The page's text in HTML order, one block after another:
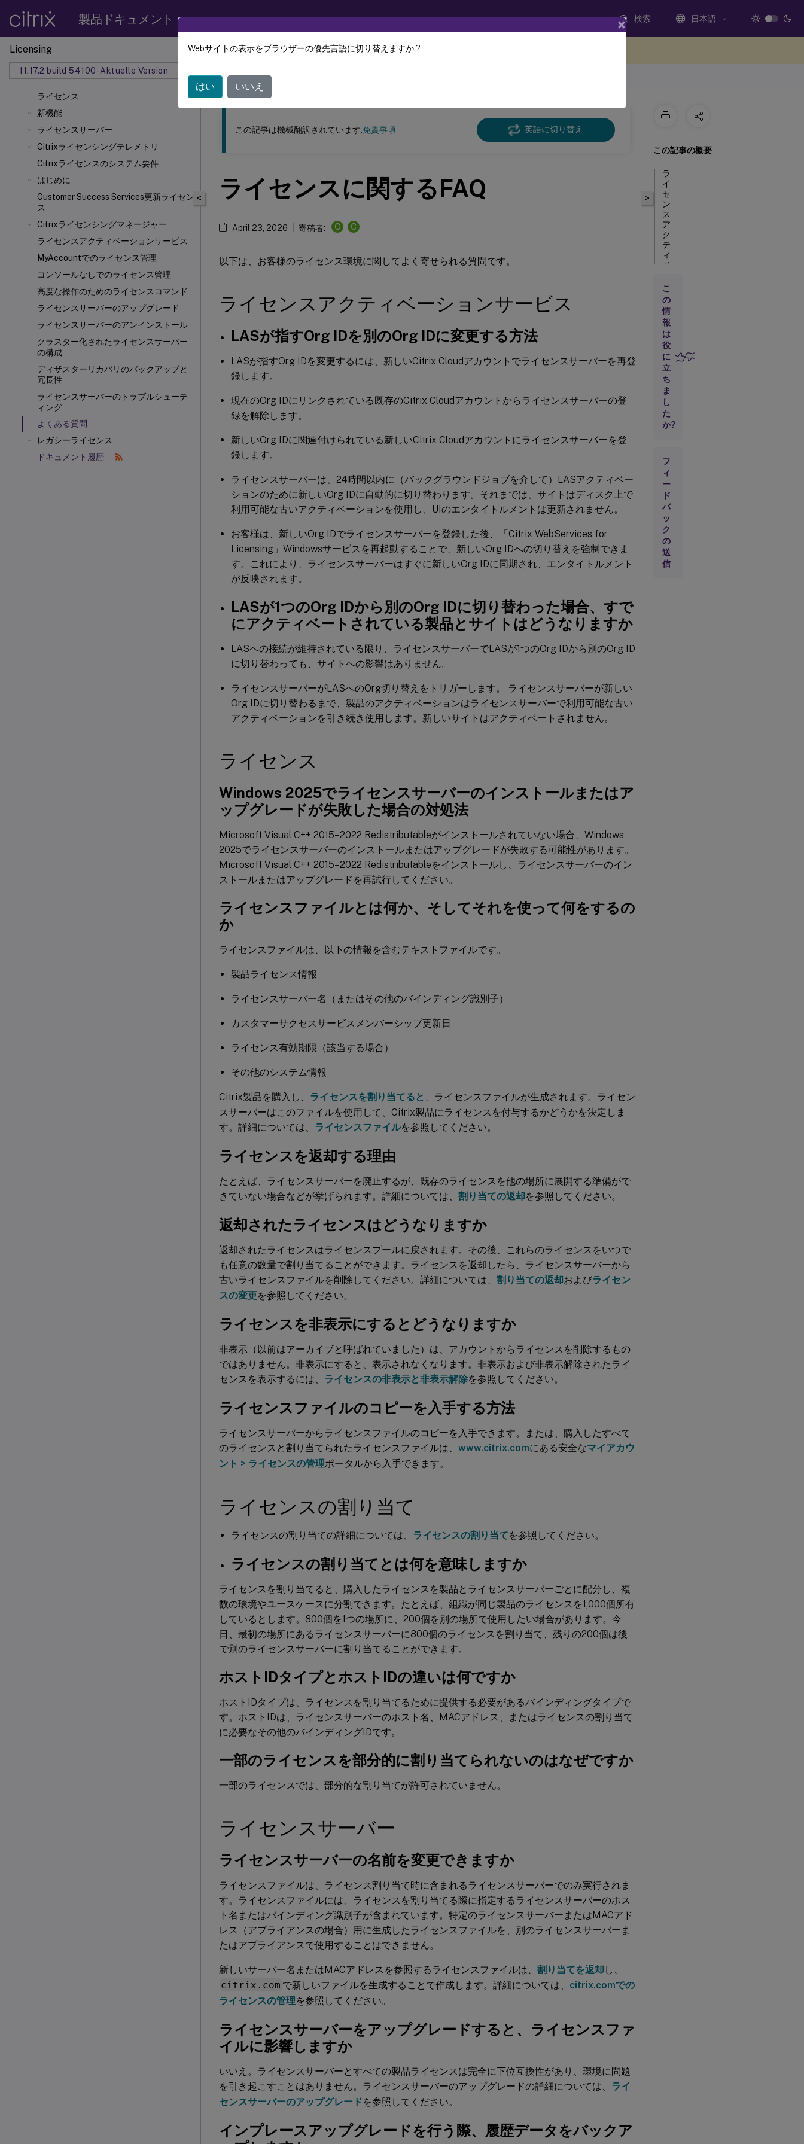
製品ドキュメント 検索 日本語
Licensing
11.17.2 build 54100-Aktuelle Version
ライセンス
新機能
ライセンスサーバー
Citrixライセンシングテレメトリ
Citrixライセンスのシステム要件
はじめに
Customer Success Services更新ライセン
ス
Citrixライセンシングマネージャー
ライセンスアクティベーションサービス
MyAccountでのライセンス管理
コンソールなしでのライセンス管理
高度な操作のためのライセンスコマンド
ライセンスサーバーのアップグレード
ライセンスサーバーのアンインストール
クラスター化されたライセンスサーバー
の構成
ディザスターリカバリのバックアップと
冗長性
ライセンスサーバーのトラブルシューテ
ィング
よくある質問
レガシーライセンス
ドキュメント履歴
このコンテンツは動的に機械翻訳されています。
ライセンス
<
この記事は機械翻訳されています.免責事項 英語に切り替え
ライセンスに関するFAQ
April 23, 2026 寄稿者: C C
以下は、お客様のライセンス環境に関してよく寄せられる質問です。
ライセンスアクティベーションサービス
LASが指すOrg IDを別のOrg IDに変更する方法
LASが指すOrg IDを変更するには、新しいCitrix Cloudアカウントでライセンスサーバーを再登
録します。
現在のOrg IDにリンクされている既存のCitrix Cloudアカウントからライセンスサーバーの登
録を解除します。
新しいOrg IDに関連付けられている新しいCitrix Cloudアカウントにライセンスサーバーを登
録します。
ライセンスサーバーは、24時間以内に（バックグラウンドジョブを介して）LASアクティベー
ションのために新しいOrg IDに自動的に切り替わります。それまでは、サイトはディスク上で
利用可能な古いアクティベーションを使用し、UIのエンタイトルメントは更新されません。
お客様は、新しいOrg IDでライセンスサーバーを登録した後、「Citrix WebServices for
Licensing」Windowsサービスを再起動することで、新しいOrg IDへの切り替えを強制できま
す。これにより、ライセンスサーバーはすぐに新しいOrg IDに同期され、エンタイトルメント
が反映されます。
LASが1つのOrg IDから別のOrg IDに切り替わった場合、すで
にアクティベートされている製品とサイトはどうなりますか
LASへの接続が維持されている限り、ライセンスサーバーでLASが1つのOrg IDから別のOrg ID
に切り替わっても、サイトへの影響はありません。
ライセンスサーバーがLASへのOrg切り替えをトリガーします。 ライセンスサーバーが新しい
Org IDに切り替わるまで、製品のアクティベーションはライセンスサーバーで利用可能な古い
アクティベーションを引き続き使用します。新しいサイトはアクティベートされません。
ライセンス
Windows 2025でライセンスサーバーのインストールまたはア
ップグレードが失敗した場合の対処法
Microsoft Visual C++ 2015–2022 Redistributableがインストールされていない場合、Windows
2025でライセンスサーバーのインストールまたはアップグレードが失敗する可能性があります。
Microsoft Visual C++ 2015–2022 Redistributableをインストールし、ライセンスサーバーのイン
ストールまたはアップグレードを再試行してください。
ライセンスファイルとは何か、そしてそれを使って何をするの
か
ライセンスファイルは、以下の情報を含むテキストファイルです。
製品ライセンス情報
ライセンスサーバー名（またはその他のバインディング識別子）
カスタマーサクセスサービスメンバーシップ更新日
ライセンス有効期限（該当する場合）
その他のシステム情報
Citrix製品を購入し、 ライセンスを割り当てると
、ライセンスファイルが生成されます。ライセン
スサーバーはこのファイルを使用して、Citrix製品にライセンスを付与するかどうかを決定しま
す。詳細については、 ライセンスファイルを参照してください。
ライセンスを返却する理由
たとえば、ライセンスサーバーを廃止するが、既存のライセンスを他の場所に展開する準備がで
きていない場合などが挙げられます。詳細については、 割り当ての返却を参照してください。
返却されたライセンスはどうなりますか
返却されたライセンスはライセンスプールに戻されます。その後、これらのライセンスをいつで
も任意の数量で割り当てることができます。ライセンスを返却したら、ライセンスサーバーから
古いライセンスファイルを削除してください。詳細については、 割り当ての返却およびライセン
スの変更を参照してください。
ライセンスを非表示にするとどうなりますか
非表示（以前はアーカイブと呼ばれていました）は、アカウントからライセンスを削除するもの
ではありません。非表示にすると、表示されなくなります。非表示および非表示解除されたライ
センスを表示するには、 ライセンスの非表示と非表示解除を参照してください。
ライセンスファイルのコピーを入手する方法
ライセンスサーバーからライセンスファイルのコピーを入手できます。または、購入したすべて
のライセンスと割り当てられたライセンスファイルは、 www.citrix.comにある安全なマイアカウ
ント > ライセンスの管理ポータルから入手できます。
ライセンスの割り当て
ライセンスの割り当ての詳細については、 ライセンスの割り当てを参照してください。
ライセンスの割り当てとは何を意味しますか
ライセンスを割り当てると、購入したライセンスを製品とライセンスサーバーごとに配分し、複
数の環境やユースケースに分割できます。たとえば、組織が同じ製品のライセンスを1,000個所有
しているとします。800個を1つの場所に、200個を別の場所で使用したい場合があります。今
日、最初の場所にあるライセンスサーバーに800個のライセンスを割り当て、残りの200個は後
で別のライセンスサーバーに割り当てることができます。
ホストIDタイプとホストIDの違いは何ですか
ホストIDタイプは、ライセンスを割り当てるために提供する必要があるバインディングタイプで
す。ホストIDは、ライセンスサーバーのホスト名、MACアドレス、またはライセンスの割り当て
に必要なその他のバインディングIDです。
一部のライセンスを部分的に割り当てられないのはなぜですか
一部のライセンスでは、部分的な割り当てが許可されていません。
ライセンスサーバー
ライセンスサーバーの名前を変更できますか
ライセンスファイルは、ライセンス割り当て時に含まれるライセンスサーバーでのみ実行されま
す。ライセンスファイルには、ライセンスを割り当てる際に指定するライセンスサーバーのホス
ト名またはバインディング識別子が含まれています。特定のライセンスサーバーまたはMACアド
レス（アプライアンスの場合）用に生成したライセンスファイルを、別のライセンスサーバーま
たはアプライアンスで使用することはできません。
新しいサーバー名またはMACアドレスを参照するライセンスファイルは、 割り当てを返却 し、
citrix.com で新しいファイルを生成することで作成します。詳細については、 citrix.comでの
ライセンスの管理を参照してください。
ライセンスサーバーをアップグレードすると、ライセンスファ
イルに影響しますか
いいえ。ライセンスサーバーとすべての製品ライセンスは完全に下位互換性があり、環境に問題
を引き起こすことはありません。ライセンスサーバーのアップグレードの詳細については、 ライ
センスサーバーのアップグレードを参照してください。
インプレースアップグレードを行う際、履歴データをバックア
>
この記事の概要
ラ
イ
セ
ン
ス
ア
ク
テ
ィ
ベ
シ
ョ
ン
サ
ー
ビ
ス
ラ
イ
セ
ン
ス
イ
セ
ン
ス
の
割
り
当
て
こ
の
情
報
は
役
に
立
ち
ま
し
た
か?
フ
ィ
ー
ド
バ
ッ
ク
の
送
信
×
Webサイトの表示をブラウザーの優先言語に切り替えますか ?
はい いいえ